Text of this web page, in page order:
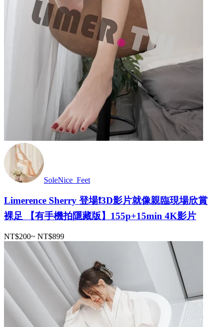
SoleNice_Feet
Limerence Sherry 登場❗️3D影片就像親臨現場欣賞
裸足 【有手機拍隱藏版】155p+15min 4K影片
NT$200~ NT$899